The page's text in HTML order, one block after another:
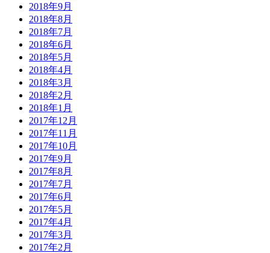
2018年9月
2018年8月
2018年7月
2018年6月
2018年5月
2018年4月
2018年3月
2018年2月
2018年1月
2017年12月
2017年11月
2017年10月
2017年9月
2017年8月
2017年7月
2017年6月
2017年5月
2017年4月
2017年3月
2017年2月